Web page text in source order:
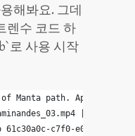
해봐요. 그데
렌수 코드 하
로 사용 시작
Manta path. Applies
| mjob
c7f0-e09c-c995-